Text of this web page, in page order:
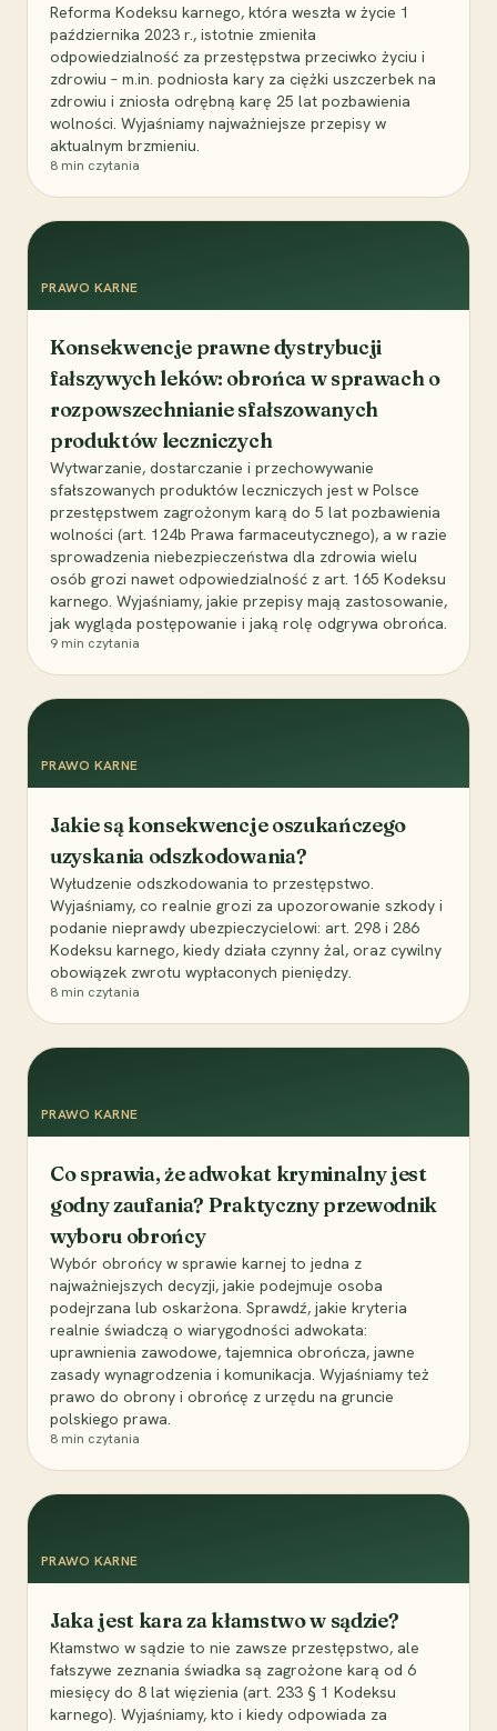
Reforma Kodeksu karnego, która weszła w życie 1
października 2023 r., istotnie zmieniła
odpowiedzialność za przestępstwa przeciwko życiu i
zdrowiu – m.in. podniosła kary za ciężki uszczerbek na
zdrowiu i zniosła odrębną karę 25 lat pozbawienia
wolności. Wyjaśniamy najważniejsze przepisy w
aktualnym brzmieniu.
8 min czytania
PRAWO KARNE
Konsekwencje prawne dystrybucji
fałszywych leków: obrońca w sprawach o
rozpowszechnianie sfałszowanych
produktów leczniczych
Wytwarzanie, dostarczanie i przechowywanie
sfałszowanych produktów leczniczych jest w Polsce
przestępstwem zagrożonym karą do 5 lat pozbawienia
wolności (art. 124b Prawa farmaceutycznego), a w razie
sprowadzenia niebezpieczeństwa dla zdrowia wielu
osób grozi nawet odpowiedzialność z art. 165 Kodeksu
karnego. Wyjaśniamy, jakie przepisy mają zastosowanie,
jak wygląda postępowanie i jaką rolę odgrywa obrońca.
9 min czytania
PRAWO KARNE
Jakie są konsekwencje oszukańczego
uzyskania odszkodowania?
Wyłudzenie odszkodowania to przestępstwo.
Wyjaśniamy, co realnie grozi za upozorowanie szkody i
podanie nieprawdy ubezpieczycielowi: art. 298 i 286
Kodeksu karnego, kiedy działa czynny żal, oraz cywilny
obowiązek zwrotu wypłaconych pieniędzy.
8 min czytania
PRAWO KARNE
Co sprawia, że adwokat kryminalny jest
godny zaufania? Praktyczny przewodnik
wyboru obrońcy
Wybór obrońcy w sprawie karnej to jedna z
najważniejszych decyzji, jakie podejmuje osoba
podejrzana lub oskarżona. Sprawdź, jakie kryteria
realnie świadczą o wiarygodności adwokata:
uprawnienia zawodowe, tajemnica obrończa, jawne
zasady wynagrodzenia i komunikacja. Wyjaśniamy też
prawo do obrony i obrońcę z urzędu na gruncie
polskiego prawa.
8 min czytania
PRAWO KARNE
Jaka jest kara za kłamstwo w sądzie?
Kłamstwo w sądzie to nie zawsze przestępstwo, ale
fałszywe zeznania świadka są zagrożone karą od 6
miesięcy do 8 lat więzienia (art. 233 § 1 Kodeksu
karnego). Wyjaśniamy, kto i kiedy odpowiada za